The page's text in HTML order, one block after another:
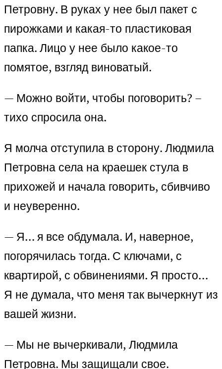
Петровну. В руках у нее был пакет с
пирожками и какая-то пластиковая
папка. Лицо у нее было какое-то
помятое, взгляд виноватый.
— Можно войти, чтобы поговорить? –
тихо спросила она.
Я молча отступила в сторону. Людмила
Петровна села на краешек стула в
прихожей и начала говорить, сбивчиво
и неуверенно.
— Я… я все обдумала. И, наверное,
погорячилась тогда. С ключами, с
квартирой, с обвинениями. Я просто…
Я не думала, что меня так вычеркнут из
вашей жизни.
— Мы не вычеркивали, Людмила
Петровна. Мы защищали свое.